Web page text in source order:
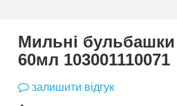
Мильні
60мл 103001110071
залишити відгук